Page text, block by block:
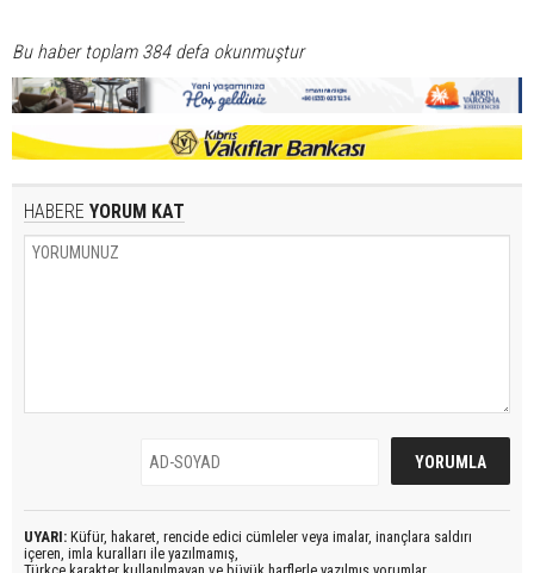
Bu haber toplam 384 defa okunmuştur
HABERE YORUM KAT
UYARI: Küfür, hakaret, rencide edici cümleler veya imalar, inançlara saldırı
içeren, imla kuralları ile yazılmamış,